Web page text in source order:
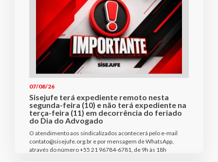
07/08/26
Sisejufe terá expediente remoto nesta
segunda-feira (10) e não terá expediente na
terça-feira (11) em decorrência do feriado
do Dia do Advogado
O atendimento aos sindicalizados acontecerá pelo e-mail
contato@sisejufe.org.br e por mensagem de WhatsApp,
através do número +55 21 96784-6781, de 9h às 18h